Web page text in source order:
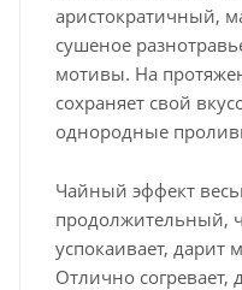
аристократичный,
сушеное
мотивы. На
сохраняет свой
однородные
Чайный эффект
продолжительный,
успокаивает, дарит
Отлично